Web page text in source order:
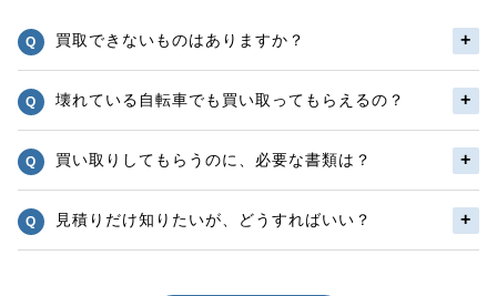
買取できないものはありますか？
壊れている自転車でも買い取ってもらえるの？
買い取りしてもらうのに、必要な書類は？
見積りだけ知りたいが、どうすればいい？